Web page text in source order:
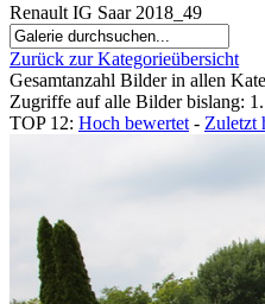
Renault IG Saar 2018_49
Zurück zur Kategorieübersicht
Gesamtanzahl Bilder in allen
Zugriffe auf alle Bilder bislang:
TOP 12: Hoch bewertet - Zuletzt